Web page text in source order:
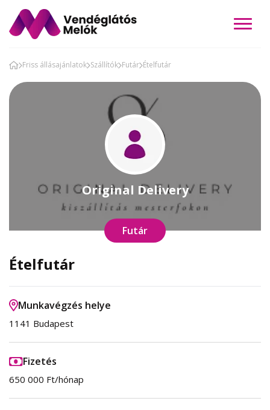
Friss állásajánlatok Szállítók Futár Ételfutár
Original Delivery
Futár
Ételfutár
Munkavégzés helye
1141 Budapest
Fizetés
650 000 Ft/hónap